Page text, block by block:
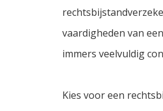
vaardigheden van
immers veelvuldig
Kies voor een